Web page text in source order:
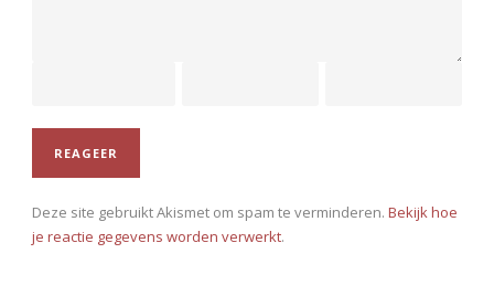
Deze site gebruikt Akismet om spam te verminderen. Bekijk hoe
je reactie gegevens worden verwerkt.